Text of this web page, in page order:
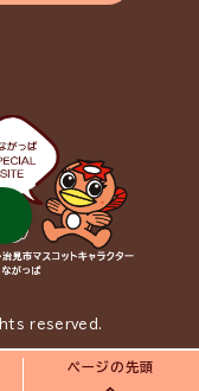
ページの先頭
reserved.